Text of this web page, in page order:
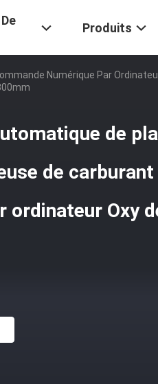
Produits
Numérique Par
de
de carburant
ordinateur Oxy